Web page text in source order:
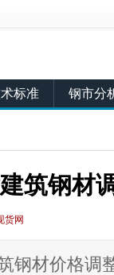
标准 钢市分
筑钢材
货网
钢材价格调